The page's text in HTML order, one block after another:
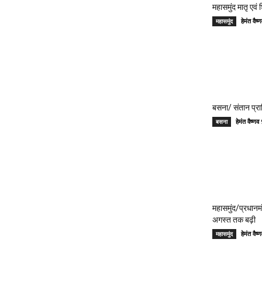
महासमुंद मातृ एवं
महासमुंद हेमंत
बसना/ संतान
बसना हेमंत
महासमुंद/
अगस्त तक बढ़ी
महासमुंद हेमंत